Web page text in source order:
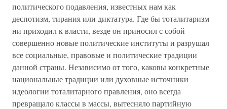
политического подавления, известных нам как
деспотизм, тирания или диктатура. Где бы тоталитаризм
ни приходил к власти, везде он приносил с собой
совершенно новые политические институты и разрушал
все социальные, правовые и политические традиции
данной страны. Независимо от того, каковы конкретные
национальные традиции или духовные источники
идеологии тоталитарного правления, оно всегда
превращало классы в массы, вытесняло партийную